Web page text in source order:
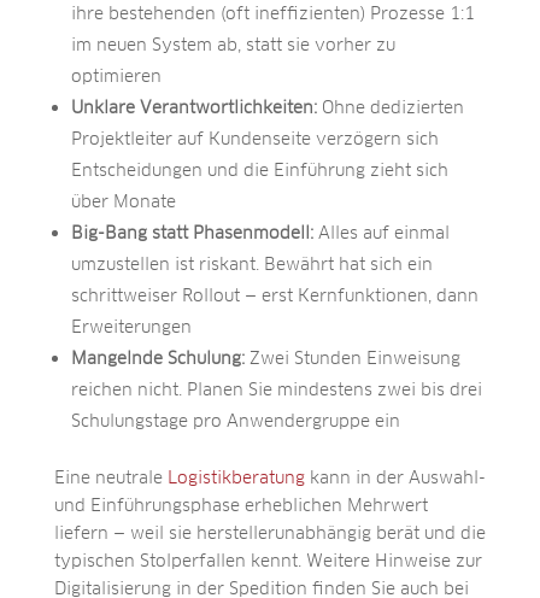
ihre bestehenden (oft ineffizienten) Prozesse 1:1
im neuen System ab, statt sie vorher zu
optimieren
Unklare Verantwortlichkeiten:Ohne dedizierten
Projektleiter auf Kundenseite verzögern sich
Entscheidungen und die Einführung zieht sich
über Monate
Big-Bang statt Phasenmodell:Alles auf einmal
umzustellen ist riskant. Bewährt hat sich ein
schrittweiser Rollout — erst Kernfunktionen, dann
Erweiterungen
Mangelnde Schulung:Zwei Stunden Einweisung
reichen nicht. Planen Sie mindestens zwei bis drei
Schulungstage pro Anwendergruppe ein
Eine neutrale Logistikberatungkann in der Auswahl-
und Einführungsphase erheblichen Mehrwert
liefern — weil sie herstellerunabhängig berät und die
typischen Stolperfallen kennt. Weitere Hinweise zur
Digitalisierung in der Spedition finden Sie auch bei